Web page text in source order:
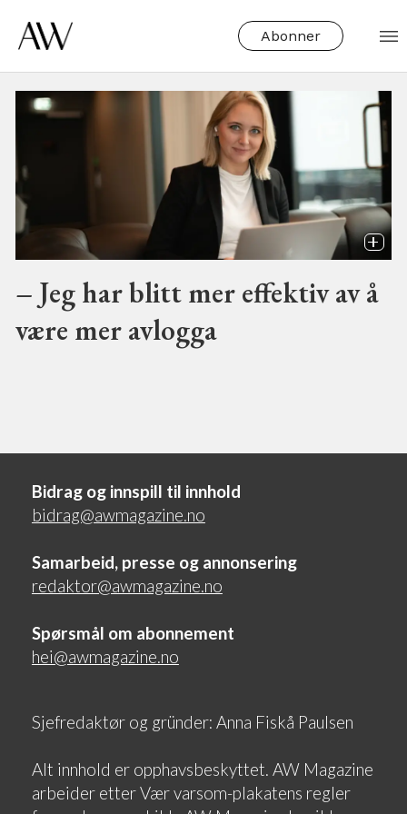
Abonner
Tag:
anna
paulsen
– Jeg har blitt mer effektiv av å
være mer avlogga
Bidrag og innspill til innhold
bidrag@awmagazine.no
Samarbeid, presse og annonsering
redaktor@awmagazine.no
Spørsmål om abonnement
hei@awmagazine.no
Sjefredaktør og gründer: Anna Fiskå Paulsen
Alt innhold er opphavsbeskyttet. AW Magazine
arbeider etter Vær varsom-plakatens regler